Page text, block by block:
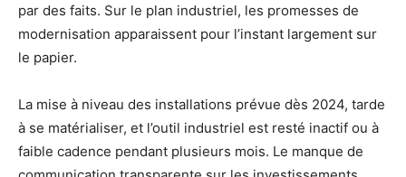
par des faits. Sur le plan industriel, les promesses de
modernisation apparaissent pour l’instant largement sur
le papier.
La mise à niveau des installations prévue dès 2024, tarde
à se matérialiser, et l’outil industriel est resté inactif ou à
faible cadence pendant plusieurs mois. Le manque de